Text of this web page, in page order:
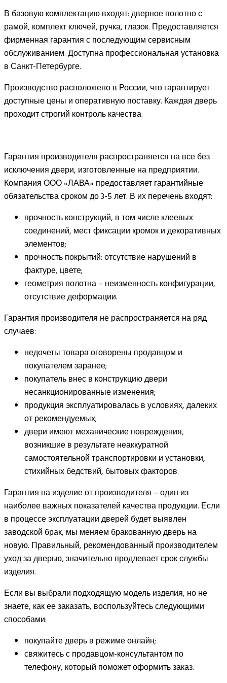
В базовую комплектацию входят: дверное полотно с
рамой, комплект ключей, ручка, глазок. Предоставляется
фирменная гарантия с последующим сервисным
обслуживанием. Доступна профессиональная установка
в Санкт-Петербурге.
Производство расположено в России, что гарантирует
доступные цены и оперативную поставку. Каждая дверь
проходит строгий контроль качества.
Гарантия производителя распространяется на все без
исключения двери, изготовленные на предприятии.
Компания ООО «ЛАВА» предоставляет гарантийные
обязательства сроком до 3-5 лет. В их перечень входят:
прочность конструкций, в том числе клеевых
соединений, мест фиксации кромок и декоративных
элементов;
прочность покрытий: отсутствие нарушений в
фактуре, цвете;
геометрия полотна – неизменность конфигурации,
отсутствие деформации.
Гарантия производителя не распространяется на ряд
случаев:
недочеты товара оговорены продавцом и
покупателем заранее;
покупатель внес в конструкцию двери
несанкционированные изменения;
продукция эксплуатировалась в условиях, далеких
от рекомендуемых;
двери имеют механические повреждения,
возникшие в результате неаккуратной
самостоятельной транспортировки и установки,
стихийных бедствий, бытовых факторов.
Гарантия на изделие от производителя – один из
наиболее важных показателей качества продукции. Если
в процессе эксплуатации дверей будет выявлен
заводской брак, мы меняем бракованную дверь на
новую. Правильный, рекомендованный производителем
уход за дверью, значительно продлевает срок службы
изделия.
Если вы выбрали подходящую модель изделия, но не
знаете, как ее заказать, воспользуйтесь следующими
способами:
покупайте дверь в режиме онлайн;
свяжитесь с продавцом-консультантом по
телефону, который поможет оформить заказ.